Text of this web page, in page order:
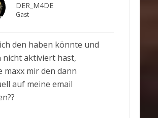
DER_M4DE
Gast
den haben könnte und
nicht aktiviert hast,
maxx mir den dann
auf meine email